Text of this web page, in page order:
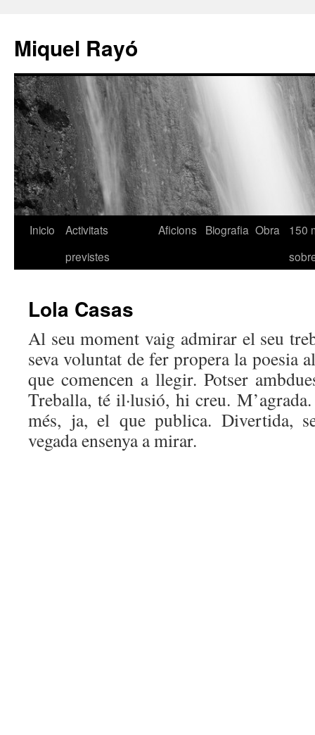
Miquel Rayó
Inicio
Activitats
previstes
Aficions Biografia Obra
150
Lola Casas
Al seu moment vaig admirar el seu
seva voluntat de fer propera la poesia
que comencen a llegir. Potser
Treballa, té il·lusió, hi creu.
més, ja, el que publica. Divertida,
vegada ensenya a mirar.